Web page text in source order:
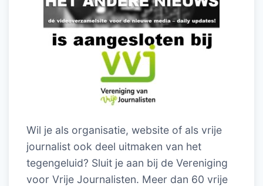
Wil je als organisatie, website of als vrije
journalist ook deel uitmaken van het
tegengeluid? Sluit je aan bij de Vereniging
voor Vrije Journalisten. Meer dan 60 vrije